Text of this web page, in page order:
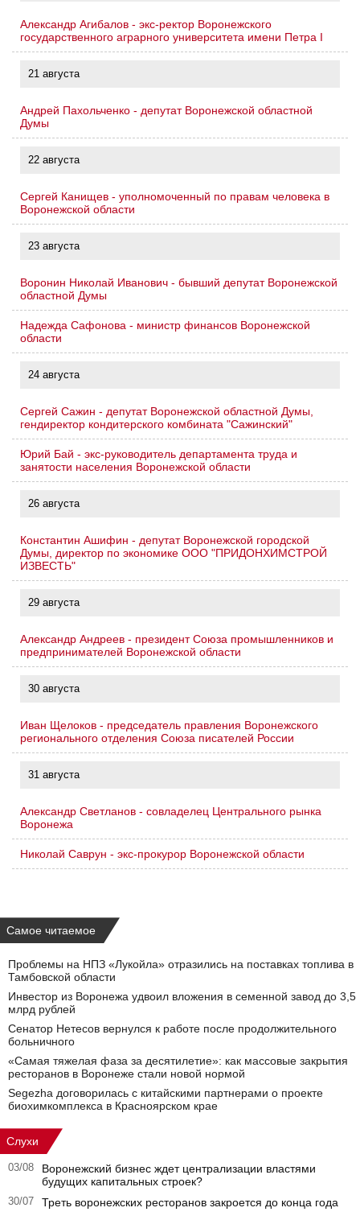
Александр Агибалов - экс-ректор Воронежского
государственного аграрного университета имени Петра I
21 августа
Андрей Пахольченко - депутат Воронежской областной
Думы
22 августа
Сергей Канищев - уполномоченный по правам человека в
Воронежской области
23 августа
Воронин Николай Иванович - бывший депутат Воронежской
областной Думы
Надежда Сафонова - министр финансов Воронежской
области
24 августа
Сергей Сажин - депутат Воронежской областной Думы,
гендиректор кондитерского комбината "Сажинский"
Юрий Бай - экс-руководитель департамента труда и
занятости населения Воронежской области
26 августа
Константин Ашифин - депутат Воронежской городской
Думы, директор по экономике ООО "ПРИДОНХИМСТРОЙ
ИЗВЕСТЬ"
29 августа
Александр Андреев - президент Союза промышленников и
предпринимателей Воронежской области
30 августа
Иван Щелоков - председатель правления Воронежского
регионального отделения Союза писателей России
31 августа
Александр Светланов - совладелец Центрального рынка
Воронежа
Николай Саврун - экс-прокурор Воронежской области
Самое читаемое
Проблемы на НПЗ «Лукойла» отразились на поставках топлива в
Тамбовской области
Инвестор из Воронежа удвоил вложения в семенной завод до 3,5
млрд рублей
Сенатор Нетесов вернулся к работе после продолжительного
больничного
«Самая тяжелая фаза за десятилетие»: как массовые закрытия
ресторанов в Воронеже стали новой нормой
Segezha договорилась с китайскими партнерами о проекте
биохимкомплекса в Красноярском крае
Слухи
03/08
Воронежский бизнес ждет централизации властями
будущих капитальных строек?
30/07 Треть воронежских ресторанов закроется до конца года